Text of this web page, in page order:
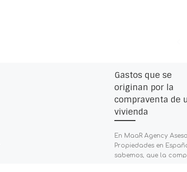
Gastos que se
originan por la
compraventa de
vivienda
En MaaR Agency
Propiedades en
sabemos, que la